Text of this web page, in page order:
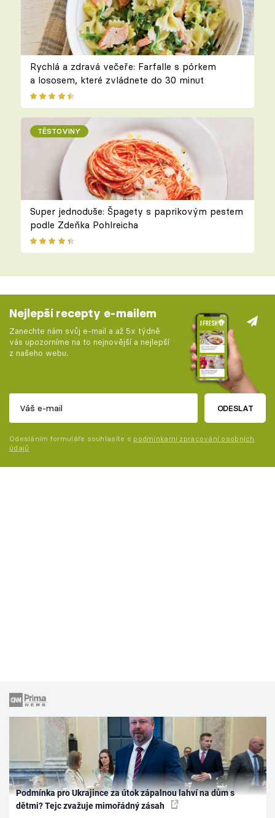
Rychlá a zdravá večeře: Farfalle s pórkem
a lososem, které zvládnete do 30 minut
TĚSTOVINY
Super jednoduše: Špagety s paprikovým pestem
podle Zdeňka Pohlreicha
Nejlepší recepty e-mailem
Zanechte nám svůj e-mail a až 5x týdně
vás upozorníme na to nejnovější a nejlepší
z našeho webu.
ODESLAT
Odesláním formuláře souhlasíte s podmínkami zpracování osobních
údajů
Podmínka pro Ukrajince za útok zápalnou lahví na dům s
dětmi? Tejc zvažuje mimořádný zásah